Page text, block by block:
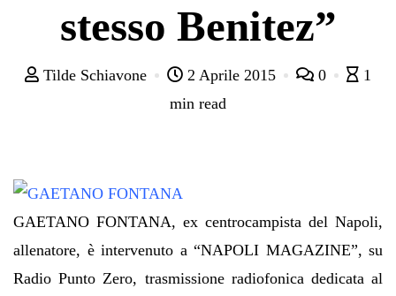
stesso Benitez”
Tilde Schiavone 2 Aprile 2015 0
1
min read
GAETANO FONTANA, ex centrocampista del Napoli,
allenatore, è intervenuto a “NAPOLI MAGAZINE”, su
Radio Punto Zero, trasmissione radiofonica dedicata al